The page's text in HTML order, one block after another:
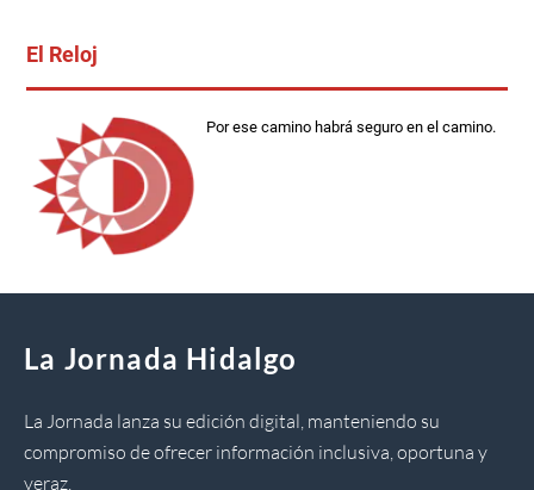
El Reloj
Por ese camino habrá seguro en el camino.
La Jornada Hidalgo
La Jornada lanza su edición digital, manteniendo su
compromiso de ofrecer información inclusiva, oportuna y
veraz.